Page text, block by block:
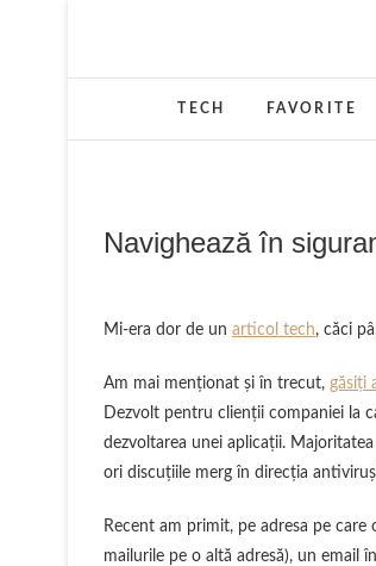
TECH FAVORITE
Navighează în
Mi-era dor de un articol tech, căci
Am mai menționat și în trecut, găsiți
Dezvolt pentru clienții companiei la
dezvoltarea unei aplicații.
ori discuțiile merg în direcția
Recent am primit, pe adresa pe
mailurile pe o altă adresă), un email